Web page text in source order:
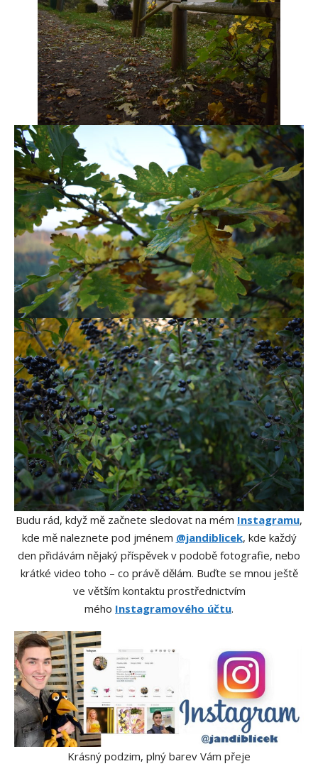
Budu rád, když mě začnete sledovat na mém Instagramu,
kde mě naleznete pod jménem @jandiblicek, kde každý
den přidávám nějaký příspěvek v podobě fotografie, nebo
krátké video toho – co právě dělám. Buďte se mnou ještě
ve větším kontaktu prostřednictvím
mého Instagramového účtu.
Krásný podzim, plný barev Vám přeje